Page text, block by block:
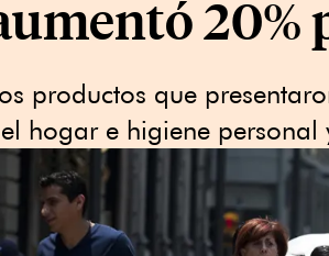
20%
productos que
hogar e higiene personal